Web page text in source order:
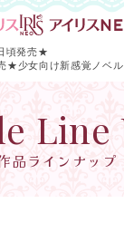
頃発売★
★少女向け新感覚ノベル
Line
品ラインナップ